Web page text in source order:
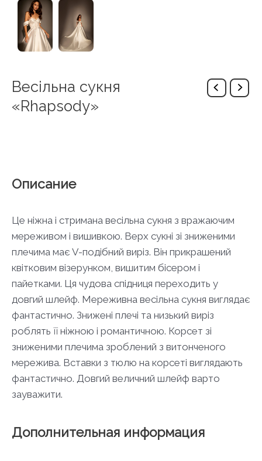
Весільна сукня
«Rhapsody»
Описание
Це ніжна і стримана весільна сукня з вражаючим
мереживом і вишивкою. Верх сукні зі зниженими
плечима має V-подібний виріз. Він прикрашений
квітковим візерунком, вишитим бісером і
пайетками. Ця чудова спідниця переходить у
довгий шлейф. Мереживна весільна сукня виглядає
фантастично. Знижені плечі та низький виріз
роблять її ніжною і романтичною. Корсет зі
зниженими плечима зроблений з витонченого
мережива. Вставки з тюлю на корсеті виглядають
фантастично. Довгий величний шлейф варто
зауважити.
Дополнительная информация